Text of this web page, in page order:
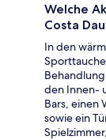
Welche
Costa
In den
den Innen-
Bars, einen
sowie ein